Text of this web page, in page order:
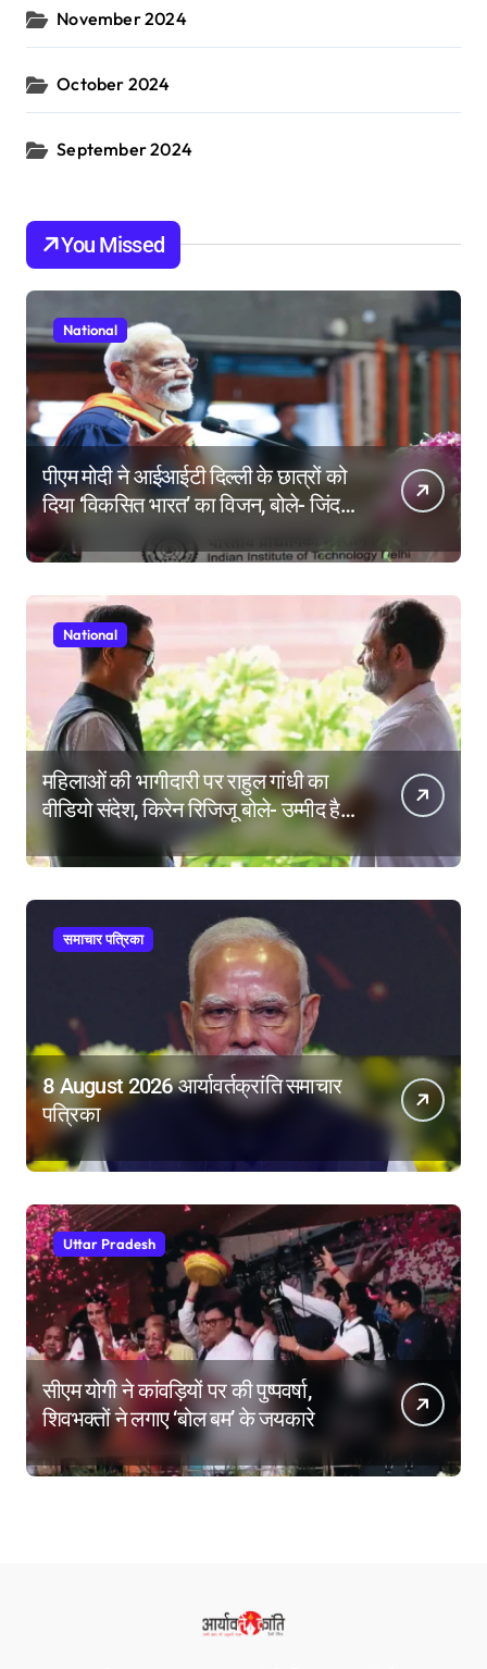
November 2024
October 2024
September 2024
You Missed
National
पीएम मोदी ने आईआईटी दिल्ली के छात्रों को
दिया ‘विकसित भारत’ का विजन, बोले- जिंदगी
की परीक्षा में सब कुछ आउट ऑफ सिलेबस
होता है
National
महिलाओं की भागीदारी पर राहुल गांधी का
वीडियो संदेश, किरेन रिजिजू बोले- उम्मीद है
महिला आरक्षण बिल का बिना शर्त करेंगे
समर्थन
समाचार पत्रिका
8 August 2026 आर्यावर्तक्रांति समाचार
पत्रिका
Uttar Pradesh
सीएम योगी ने कांवड़ियों पर की पुष्पवर्षा,
शिवभक्तों ने लगाए ‘बोल बम’ के जयकारे